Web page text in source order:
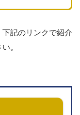
記のリンクで紹介
。